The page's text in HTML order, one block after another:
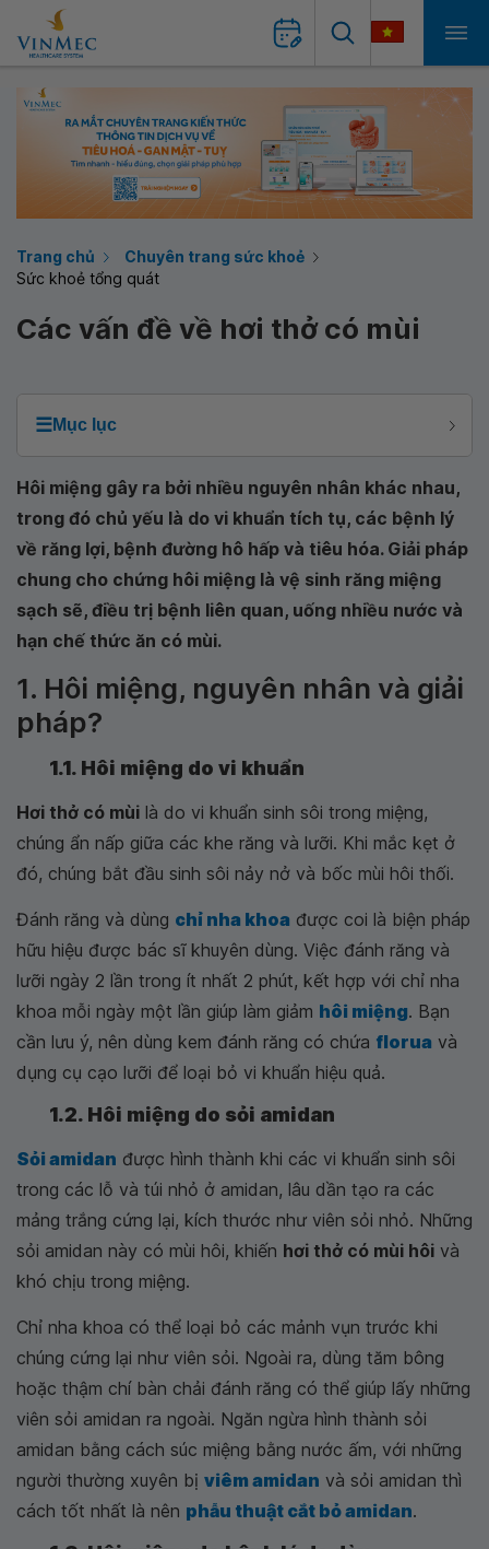
Trang chủ
Chuyên trang sức khoẻ
Sức khoẻ tổng quát
Các vấn đề về hơi thở có mùi
☰Mục lục
Hôi miệng gây ra bởi nhiều nguyên nhân khác nhau,
trong đó chủ yếu là do vi khuẩn tích tụ, các bệnh lý
về răng lợi, bệnh đường hô hấp và tiêu hóa. Giải pháp
chung cho chứng hôi miệng là vệ sinh răng miệng
sạch sẽ, điều trị bệnh liên quan, uống nhiều nước và
hạn chế thức ăn có mùi.
1. Hôi miệng, nguyên nhân và giải
pháp?
1.1. Hôi miệng do vi khuẩn
Hơi thở có mùi là do vi khuẩn sinh sôi trong miệng,
chúng ẩn nấp giữa các khe răng và lưỡi. Khi mắc kẹt ở
đó, chúng bắt đầu sinh sôi nảy nở và bốc mùi hôi thối.
Đánh răng và dùng chỉ nha khoa được coi là biện pháp
hữu hiệu được bác sĩ khuyên dùng. Việc đánh răng và
lưỡi ngày 2 lần trong ít nhất 2 phút, kết hợp với chỉ nha
khoa mỗi ngày một lần giúp làm giảm hôi miệng. Bạn
cần lưu ý, nên dùng kem đánh răng có chứa florua và
dụng cụ cạo lưỡi để loại bỏ vi khuẩn hiệu quả.
1.2. Hôi miệng do sỏi amidan
Sỏi amidan được hình thành khi các vi khuẩn sinh sôi
trong các lỗ và túi nhỏ ở amidan, lâu dần tạo ra các
mảng trắng cứng lại, kích thước như viên sỏi nhỏ. Những
sỏi amidan này có mùi hôi, khiến hơi thở có mùi hôi và
khó chịu trong miệng.
Chỉ nha khoa có thể loại bỏ các mảnh vụn trước khi
chúng cứng lại như viên sỏi. Ngoài ra, dùng tăm bông
hoặc thậm chí bàn chải đánh răng có thể giúp lấy những
viên sỏi amidan ra ngoài. Ngăn ngừa hình thành sỏi
amidan bằng cách súc miệng bằng nước ấm, với những
người thường xuyên bị viêm amidan và sỏi amidan thì
cách tốt nhất là nên phẫu thuật cắt bỏ amidan.